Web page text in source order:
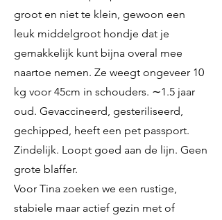
groot en niet te klein, gewoon een
leuk middelgroot hondje dat je
gemakkelijk kunt bijna overal mee
naartoe nemen. Ze weegt ongeveer 10
kg voor 45cm in schouders. ∼1.5 jaar
oud. Gevaccineerd, gesteriliseerd,
gechipped, heeft een pet passport.
Zindelijk. Loopt goed aan de lijn. Geen
grote blaffer.
Voor Tina zoeken we een rustige,
stabiele maar actief gezin met of